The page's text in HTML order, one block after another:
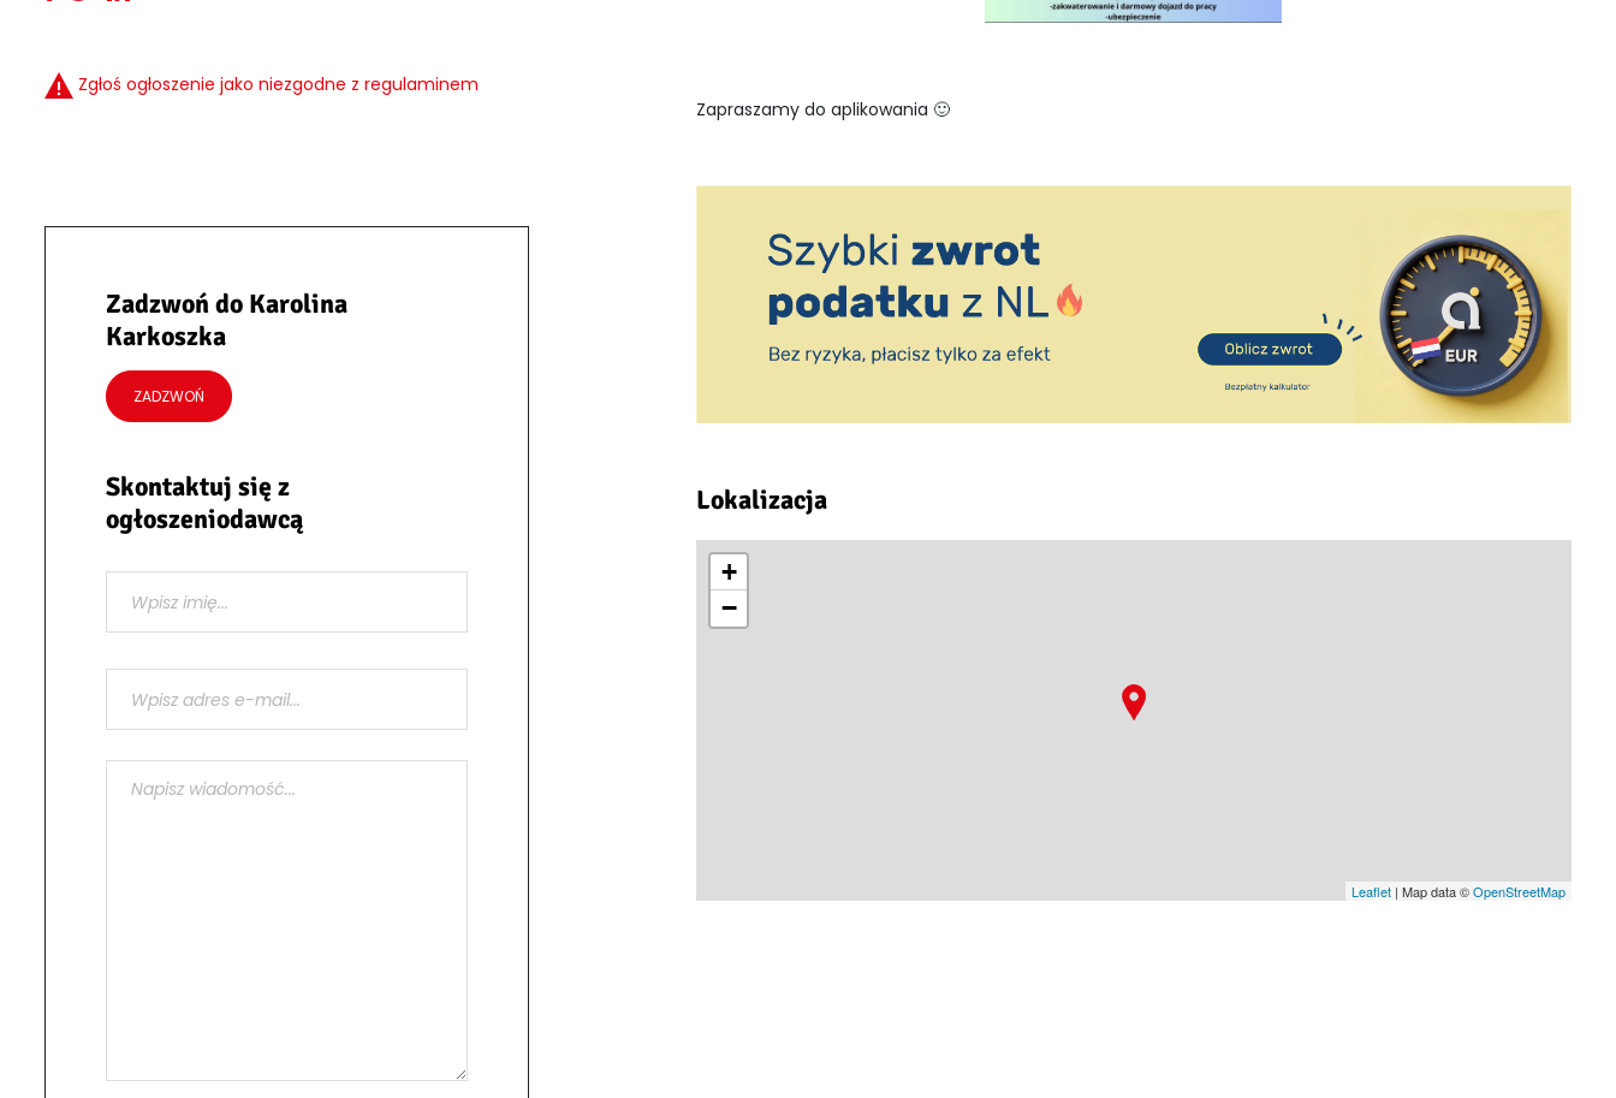
Zgłoś ogłoszenie jako niezgodne z regulaminem
Zadzwoń do Karolina
Karkoszka
ZADZWOŃ
Skontaktuj się z
ogłoszeniodawcą
Zapraszamy do aplikowania 🙂
Lokalizacja
+
−
Leaflet| Map data ©OpenStreetMap